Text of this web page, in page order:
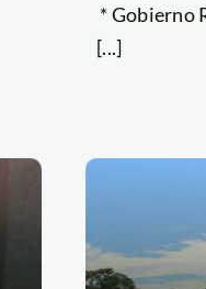
* Gobierno
[...]